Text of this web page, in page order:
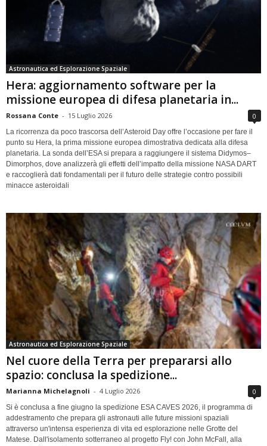
Astronautica ed Esplorazione Spaziale
Hera: aggiornamento software per la
missione europea di difesa planetaria in...
Rossana Conte - 15 Luglio 2026 0
La ricorrenza da poco trascorsa dell’Asteroid Day offre l’occasione per fare il
punto su Hera, la prima missione europea dimostrativa dedicata alla difesa
planetaria. La sonda dell’ESA si prepara a raggiungere il sistema Didymos–
Dimorphos, dove analizzerà gli effetti dell’impatto della missione NASA DART
e raccoglierà dati fondamentali per il futuro delle strategie contro possibili
minacce asteroidali
Astronautica ed Esplorazione Spaziale
Nel cuore della Terra per prepararsi allo
spazio: conclusa la spedizione...
Marianna Michelagnoli - 4 Luglio 2026 0
Si è conclusa a fine giugno la spedizione ESA CAVES 2026, il programma di
addestramento che prepara gli astronauti alle future missioni spaziali
attraverso un'intensa esperienza di vita ed esplorazione nelle Grotte del
Matese. Dall'isolamento sotterraneo al progetto Fly! con John McFall, alla